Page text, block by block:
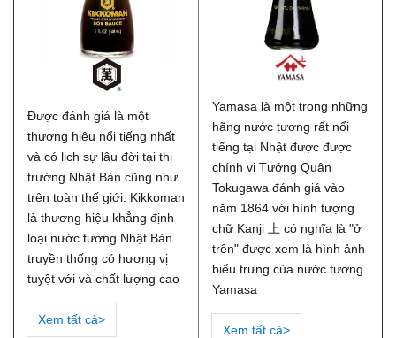
Được đánh giá là một
thương hiệu nổi tiếng nhất
và có lịch sự lâu đời tại thị
trường Nhật Bản cũng như
trên toàn thế giới. Kikkoman
là thương hiệu khẳng định
loại nước tương Nhật Bản
truyền thống có hương vị
tuyệt với và chất lượng cao
Xem tất cả>
Yamasa là một trong những
hãng nước tương rất nổi
tiếng tại Nhật được được
chính vị Tướng Quân
Tokugawa đánh giá vào
năm 1864 với hình tượng
chữ Kanji 上 có nghĩa là "ở
trên" được xem là hình ảnh
biểu trưng của nước tương
Yamasa
Xem tất cả>